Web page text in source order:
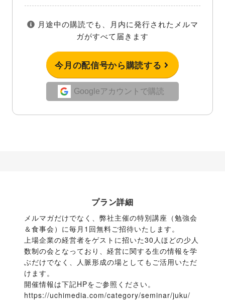
月途中の購読でも、月内に発行されたメルマ
ガがすべて届きます
今月の配信号から購読する
Googleアカウントで購読
プラン詳細
メルマガだけでなく、弊社主催の特別講座（勉強会
＆食事会）に毎月1回無料ご招待いたします。
上場企業の経営者をゲストに招いた30人ほどの少人
数制の会となっており、経営に関する生の情報を学
ぶだけでなく、人脈形成の場としてもご活用いただ
けます。
開催情報は下記HPをご参照ください。
https://uchimedia.com/category/seminar/juku/